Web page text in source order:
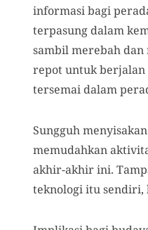
informasi bagi
terpasung dalam
sambil merebah dan
repot untuk berjalan
tersemai dalam
Sungguh
memudahkan
akhir-akhir ini.
teknologi itu sendiri,